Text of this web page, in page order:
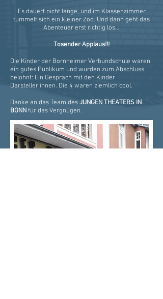
Es dauert nicht lange, und im Klassenzimmer
tummelt sich ein kleiner Zoo. Und dann geht das
Abenteuer erst richtig los…
Tosender Applaus!!!
Die Kinder der Bornheimer Verbundschule waren
ein gutes Publikum und wurden zum Abschluss
belohnt: Ein Gespräch mit den Kinder
Darsteller:innen. Die 4 waren ziemlich cool.
Danke an das Team desJUNGEN THEATERS IN
BONNfür das Vergnügen.